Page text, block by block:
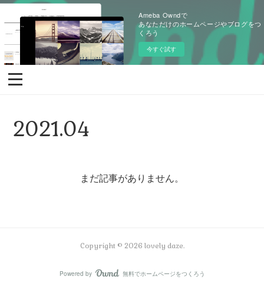
Ameba Owndで
あなただけのホームページやブログをつ
くろう
今すぐ試す
2021.04
まだ記事がありません。
Copyright © 2026 lovely daze.
Powered by AmebaOwnd
無料でホームページをつくろう